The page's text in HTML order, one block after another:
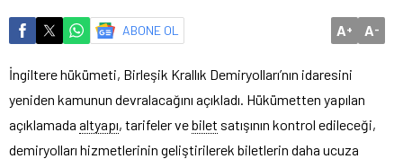
ABONE OL A+ A-
İngiltere hükümeti, Birleşik Krallık Demiryolları’nın idaresini
yeniden kamunun devralacağını açıkladı. Hükümetten yapılan
açıklamada altyapı, tarifeler vebilet satışının kontrol edileceği,
demiryolları hizmetlerinin geliştirilerek biletlerin daha ucuza